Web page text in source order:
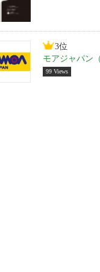
3位
モアジャパン
99 Views